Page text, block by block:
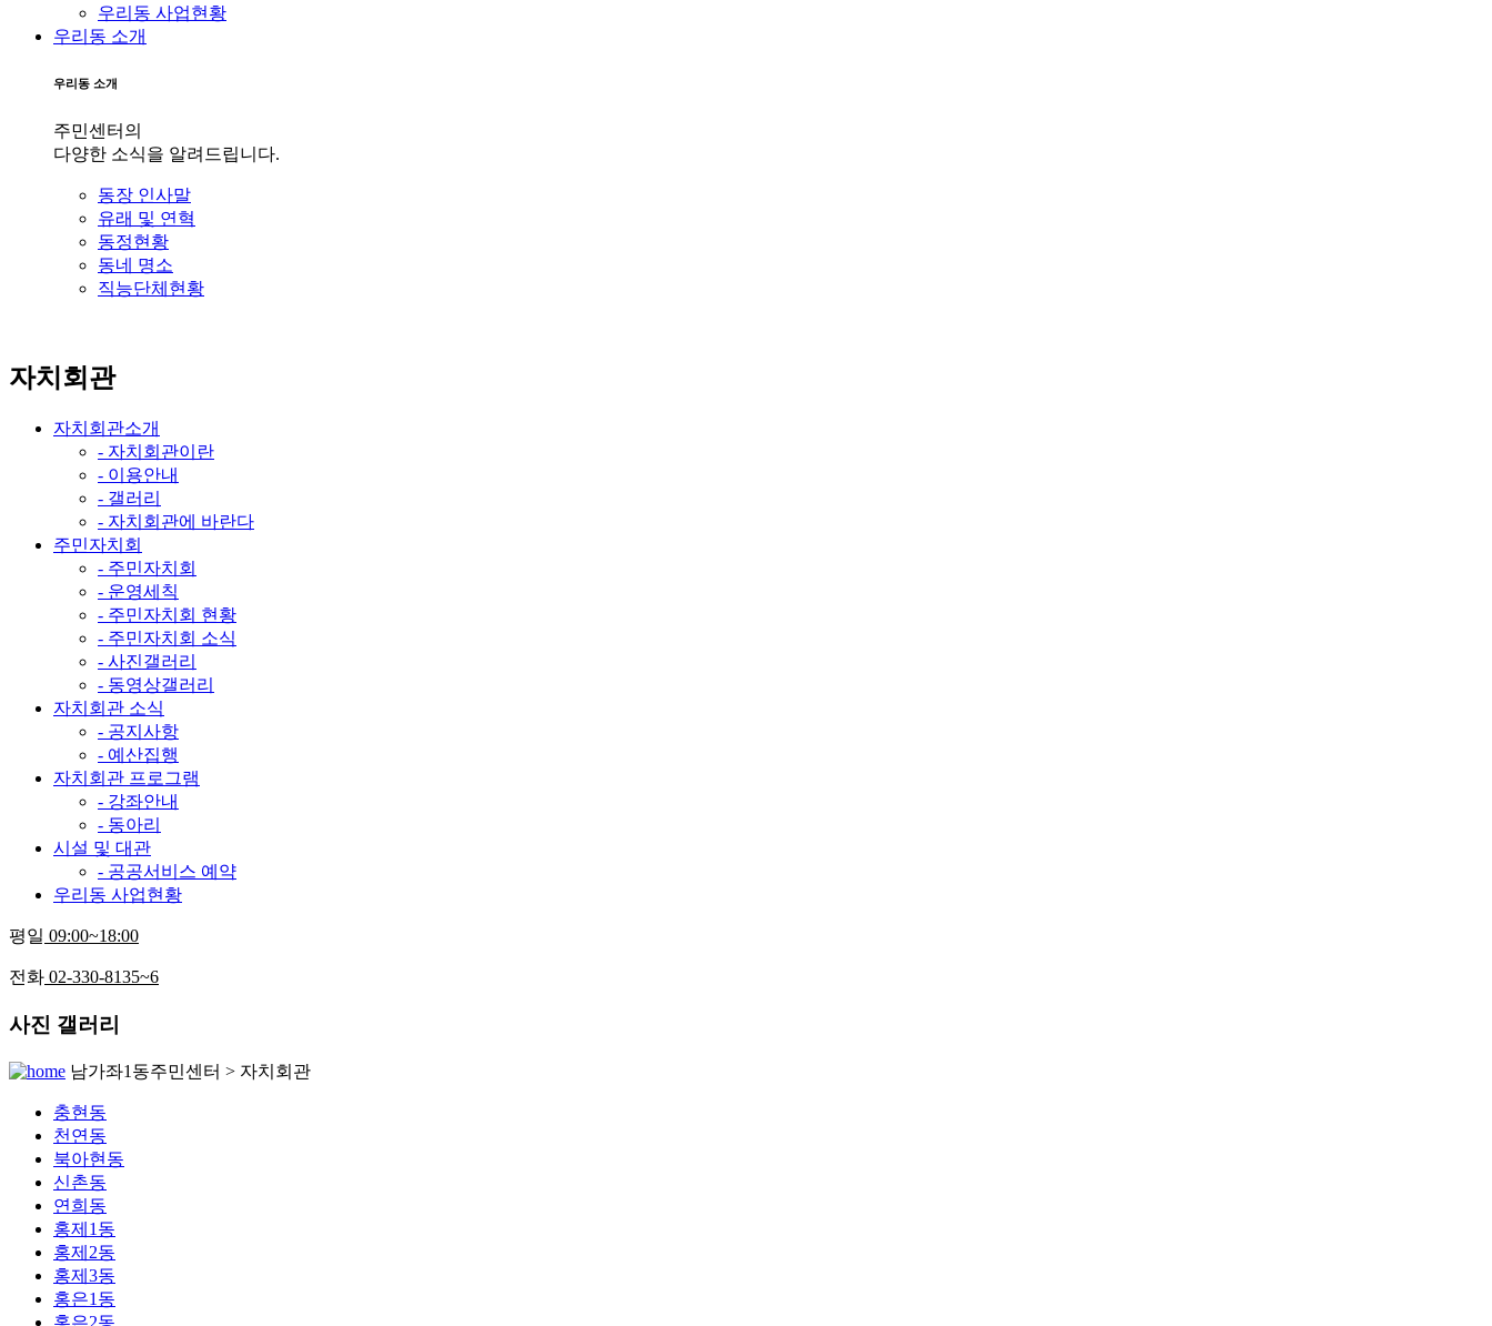
우리동 사업현황
우리동 소개
우리동 소개
주민센터의
다양한 소식을 알려드립니다.
동장 인사말
유래 및 연혁
동정현황
동네 명소
직능단체현황
자치회관
자치회관소개
- 자치회관이란
- 이용안내
- 갤러리
- 자치회관에 바란다
주민자치회
- 주민자치회
- 운영세칙
- 주민자치회 현황
- 주민자치회 소식
- 사진갤러리
- 동영상갤러리
자치회관 소식
- 공지사항
- 예산집행
자치회관 프로그램
- 강좌안내
- 동아리
시설 및 대관
- 공공서비스 예약
우리동 사업현황
평일 09:00~18:00
전화 02-330-8135~6
사진 갤러리
남가좌1동주민센터 > 자치회관
충현동
천연동
북아현동
신촌동
연희동
홍제1동
홍제2동
홍제3동
홍은1동
홍은2동